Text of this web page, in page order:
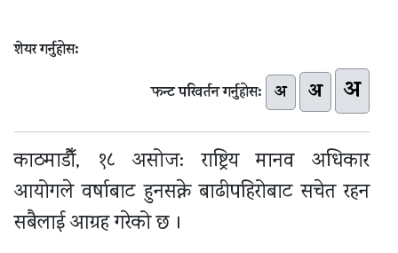
शेयर गर्नुहोस:
फन्ट परिवर्तन गर्नुहोस: अ अ अ
काठमाडौँ, १८ असोज: राष्ट्रिय मानव अधिकार
आयोगले वर्षाबाट हुनसक्ने बाढीपहिरोबाट सचेत रहन
सबैलाई आग्रह गरेको छ ।